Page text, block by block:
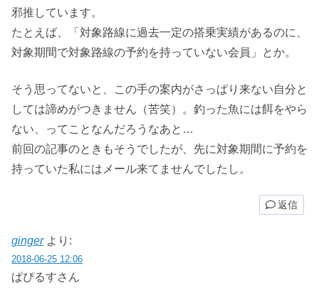
邪推しています。
たとえば、「対象路線に過去一定の搭乗実績があるのに、
対象期間で対象路線の予約を持っていない会員」とか。
そう思ってないと、この手の案内がさっぱり来ない自分と
しては諦めがつきません（苦笑）。釣った魚には餌をやら
ない、ってことなんだろうなあと…
前回の記事のときもそうでしたが、先に対象期間に予約を
持っていた私にはメール来てませんでしたし。
返信
ginger より:
2018-06-25 12:06
ぱぴるすさん